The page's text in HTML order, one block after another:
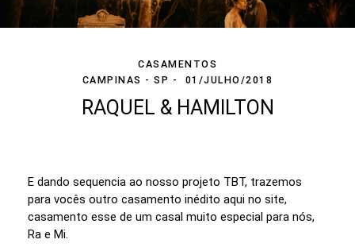
CASAMENTOS
CAMPINAS - SP
01/JULHO/2018
RAQUEL & HAMILTON
E dando sequencia ao nosso projeto TBT, trazemos
para vocês outro casamento inédito aqui no site,
casamento esse de um casal muito especial para nós,
Ra e Mi.